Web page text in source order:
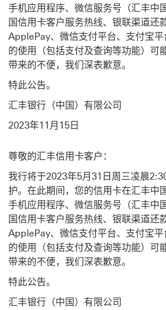
手机应用程序、微信服务号（汇丰中
国信用卡客户服务热线、银联渠道还
ApplePay、微信支付平台、支付宝
的使用（包括支付及查询等功能）可
带来的不便，我们深表歉意。
特此公告。
汇丰银行（中国）有限公司
2023年11月15日
尊敬的汇丰信用卡客户：
我行将于2023年5月31日周三凌晨
护。在此期间，您的信用卡在汇丰中
手机应用程序、微信服务号（汇丰中
国信用卡客户服务热线、银联渠道还
ApplePay、微信支付平台、支付宝
的使用（包括支付及查询等功能）可
带来的不便，我们深表歉意。
特此公告。
汇丰银行（中国）有限公司